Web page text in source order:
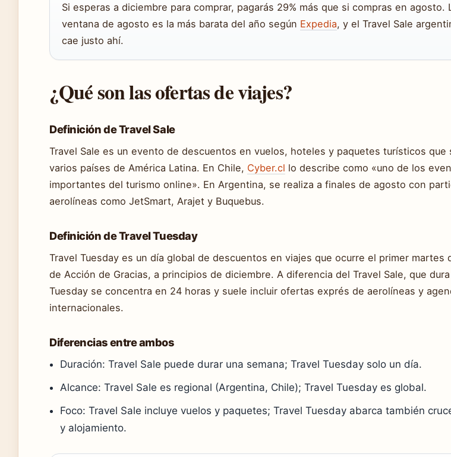
Si esperas a diciembre para comprar, pagarás 29% más que si compras en agosto.
ventana de agosto es la más barata del año según Expedia, y el Travel Sale
cae justo ahí.
¿Qué son las ofertas de viajes?
Definición de Travel Sale
Travel Sale es un evento de descuentos en vuelos, hoteles y paquetes turísticos que
varios países de América Latina. En Chile, Cyber.cl lo describe como «uno de los
importantes del turismo online». En Argentina, se realiza a finales de agosto con
aerolíneas como JetSmart, Arajet y Buquebus.
Definición de Travel Tuesday
Travel Tuesday es un día global de descuentos en viajes que ocurre el primer martes
de Acción de Gracias, a principios de diciembre. A diferencia del Travel Sale, que
Tuesday se concentra en 24 horas y suele incluir ofertas exprés de aerolíneas y
internacionales.
Diferencias entre ambos
Duración: Travel Sale puede durar una semana; Travel Tuesday solo un día.
Alcance: Travel Sale es regional (Argentina, Chile); Travel Tuesday es global.
Foco: Travel Sale incluye vuelos y paquetes; Travel Tuesday abarca también
y alojamiento.